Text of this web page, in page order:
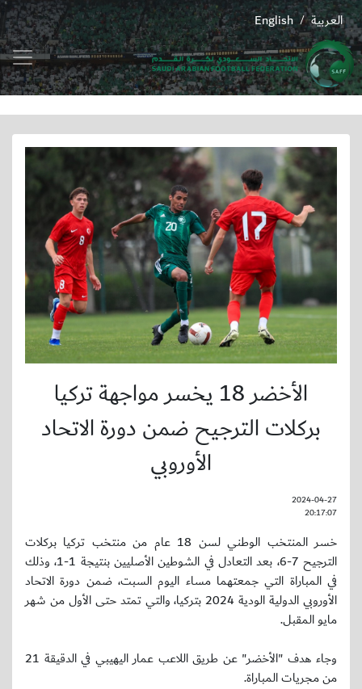
English / العربية
الأخضر 18 يخسر مواجهة تركيا
بركلات الترجيح ضمن دورة الاتحاد
الأوروبي
2024-04-27
20:17:07
خسر المنتخب الوطني لسن 18 عام من منتخب تركيا بركلات
الترجيح 7-6، بعد التعادل في الشوطين الأصليين بنتيجة 1-1، وذلك
في المباراة التي جمعتهما مساء اليوم السبت، ضمن دورة الاتحاد
الأوروبي الدولية الودية 2024 بتركيا، والتي تمتد حتى الأول من شهر
مايو المقبل.
وجاء هدف "الأخضر" عن طريق اللاعب عمار اليهيبي في الدقيقة 21
من مجريات المباراة.